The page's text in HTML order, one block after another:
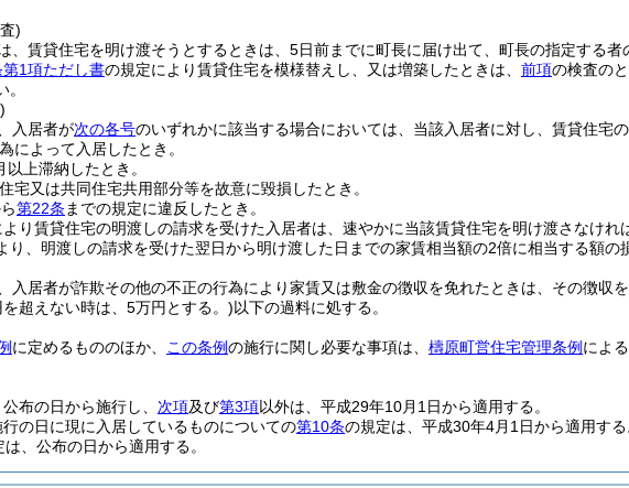
)
、賃貸住宅を明け渡そうとするときは、5日前までに町長に届け出て、町長の指定する者
第1項ただし書の規定により賃貸住宅を模様替えし、又は増築したときは、 前項の検査の
入居者が次の各号のいずれかに該当する場合においては、当該入居者に対し、賃貸住宅
によって入居したとき。
以上滞納したとき。
宅又は共同住宅共用部分等を故意に毀損したとき。
第22条 までの規定に違反したとき。
り賃貸住宅の明渡しの請求を受けた入居者は、速やかに当該賃貸住宅を明け渡さなけれ
り、明渡しの請求を受けた翌日から明け渡した日までの家賃相当額の2倍に相当する額の
入居者が詐欺その他の不正の行為により家賃又は敷金の徴収を免れたときは、その徴収
超えない時は、5万円とする。)以下の過料に処する。
に定めるもののほか、 この条例の施行に関し必要な事項は、 檮原町営住宅管理条例 による
布の日から施行し、 次項及び第3項以外は、平成29年10月1日から適用する。
行の日に現に入居しているものについての第10条の規定は、平成30年4月1日から適用する
は、公布の日から適用する。